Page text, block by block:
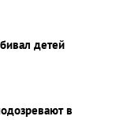
детей
в